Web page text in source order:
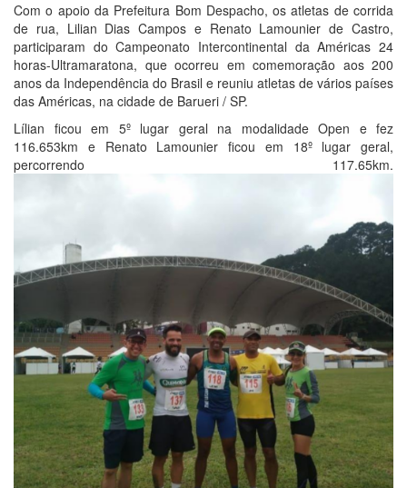
Com o apoio da Prefeitura Bom Despacho, os atletas de corrida
de rua, Lilian Dias Campos e Renato Lamounier de Castro,
participaram do Campeonato Intercontinental da Américas 24
horas-Ultramaratona, que ocorreu em comemoração aos 200
anos da Independência do Brasil e reuniu atletas de vários países
das Américas, na cidade de Barueri / SP.
Lílian ficou em 5º lugar geral na modalidade Open e fez
116.653km e Renato Lamounier ficou em 18º lugar geral,
percorrendo 117.65km.